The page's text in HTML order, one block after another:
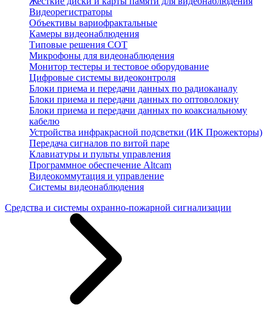
Видеорегистраторы
Объективы вариофрактальные
Камеры видеонаблюдения
Типовые решения СОТ
Микрофоны для видеонаблюдения
Монитор тестеры и тестовое оборудование
Цифровые системы видеоконтроля
Блоки приема и передачи данных по радиоканалу
Блоки приема и передачи данных по оптоволокну
Блоки приема и передачи данных по коаксиальному
кабелю
Устройства инфракрасной подсветки (ИК Прожекторы)
Передача сигналов по витой паре
Клавиатуры и пульты управления
Программное обеспечение Altcam
Видеокоммутация и управление
Системы видеонаблюдения
Средства и системы охранно-пожарной сигнализации